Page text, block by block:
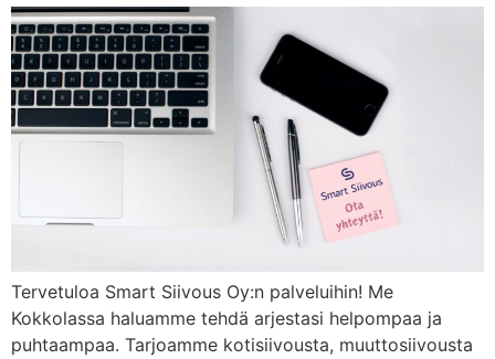
Tervetuloa Smart Siivous Oy:n palveluihin! Me
Kokkolassa haluamme tehdä arjestasi helpompaa ja
puhtaampaa. Tarjoamme kotisiivousta, muuttosiivousta